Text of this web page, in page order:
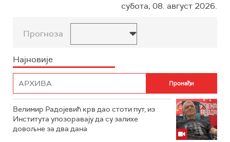
субота, 08. август 2026.
Прогноза
Најновије
Велимир Радојевић крв дао стоти пут, из
Института упозоравају да су залихе
довољне за два дана